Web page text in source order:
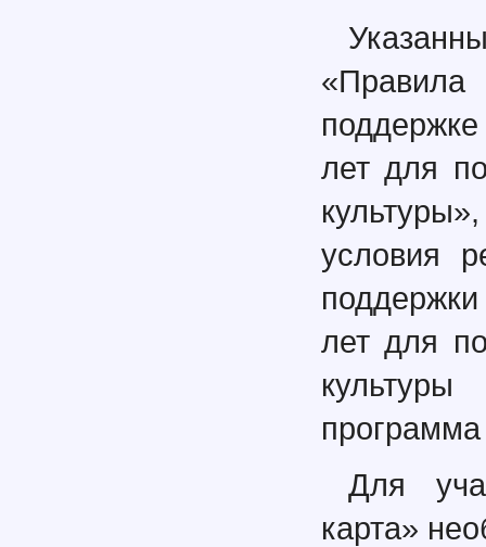
лет для
условия
лет для
Для
карта»